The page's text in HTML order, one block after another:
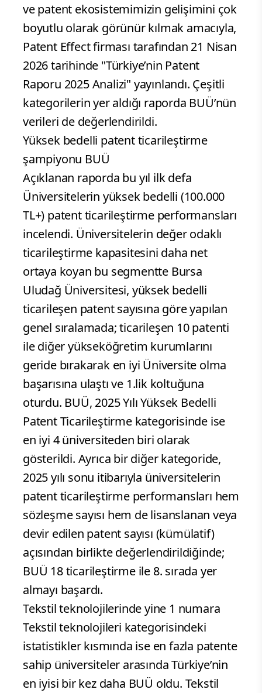
ve patent ekosistemimizin gelişimini çok
boyutlu olarak görünür kılmak amacıyla,
Patent Effect firması tarafından 21 Nisan
2026 tarihinde "Türkiye’nin Patent
Raporu 2025 Analizi" yayınlandı. Çeşitli
kategorilerin yer aldığı raporda BUÜ’nün
verileri de değerlendirildi.
Yüksek bedelli patent ticarileştirme
şampiyonu BUÜ
Açıklanan raporda bu yıl ilk defa
Üniversitelerin yüksek bedelli (100.000
TL+) patent ticarileştirme performansları
incelendi. Üniversitelerin değer odaklı
ticarileştirme kapasitesini daha net
ortaya koyan bu segmentte Bursa
Uludağ Üniversitesi, yüksek bedelli
ticarileşen patent sayısına göre yapılan
genel sıralamada; ticarileşen 10 patenti
ile diğer yükseköğretim kurumlarını
geride bırakarak en iyi Üniversite olma
başarısına ulaştı ve 1.lik koltuğuna
oturdu. BUÜ, 2025 Yılı Yüksek Bedelli
Patent Ticarileştirme kategorisinde ise
en iyi 4 üniversiteden biri olarak
gösterildi. Ayrıca bir diğer kategoride,
2025 yılı sonu itibarıyla üniversitelerin
patent ticarileştirme performansları hem
sözleşme sayısı hem de lisanslanan veya
devir edilen patent sayısı (kümülatif)
açısından birlikte değerlendirildiğinde;
BUÜ 18 ticarileştirme ile 8. sırada yer
almayı başardı.
Tekstil teknolojilerinde yine 1 numara
Tekstil teknolojileri kategorisindeki
istatistikler kısmında ise en fazla patente
sahip üniversiteler arasında Türkiye’nin
en iyisi bir kez daha BUÜ oldu. Tekstil